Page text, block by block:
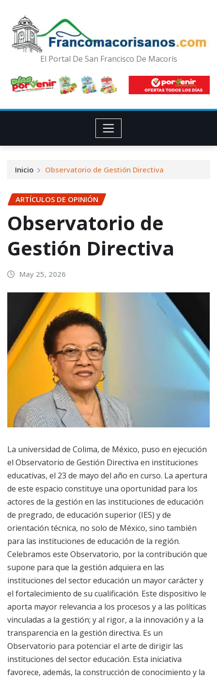
El Portal De San Francisco De Macorís
Inicio Observatorio de Gestión Directiva
ARTÍCULOS DE OPINIÓN
Observatorio de
Gestión Directiva
May 25, 2026
La universidad de Colima, de México, puso en ejecución
el Observatorio de Gestión Directiva en instituciones
educativas, el 23 de mayo del año en curso. La apertura
de este espacio constituye una oportunidad para los
actores de la gestión en las instituciones de educación
de pregrado, de educación superior (IES) y de
orientación técnica, no solo de México, sino también
para las instituciones de educación de la región.
Celebramos este Observatorio, por la contribución que
supone para que la gestión adquiera en las
instituciones del sector educación un mayor carácter y
el fortalecimiento de su cualificación. Este dispositivo le
aporta mayor relevancia a los procesos y a las políticas
vinculadas a la gestión; y al rigor, a la innovación y a la
transparencia en la gestión directiva. Es un
Observatorio para potenciar el arte de dirigir las
instituciones del sector educación. Esta iniciativa
favorece, además, la construcción de conocimiento y la